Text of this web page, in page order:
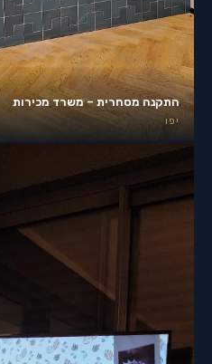
התקנה מסחרית – משרד מכירות
יפו